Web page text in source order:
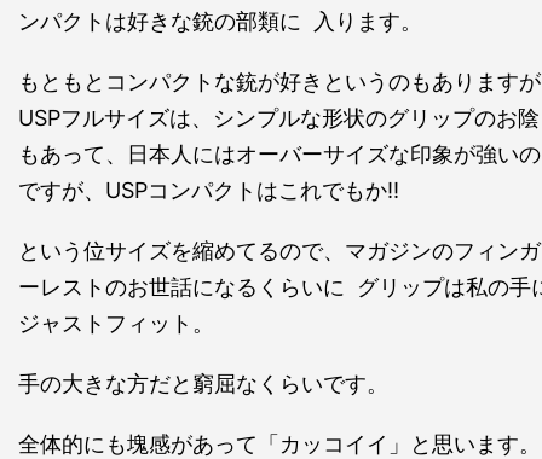
ンパクトは好きな銃の部類に 入ります。
もともとコンパクトな銃が好きというのもありますが
USPフルサイズは、シンプルな形状のグリップのお陰
もあって、日本人にはオーバーサイズな印象が強いの
ですが、USPコンパクトはこれでもか!!
という位サイズを縮めてるので、マガジンのフィンガ
ーレストのお世話になるくらいに グリップは私の手
ジャストフィット。
手の大きな方だと窮屈なくらいです。
全体的にも塊感があって「カッコイイ」と思います。